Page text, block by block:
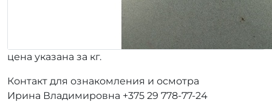
цена указана за кг.
Контакт для ознакомления и осмотра
Ирина Владимировна +375 29 778-77-24